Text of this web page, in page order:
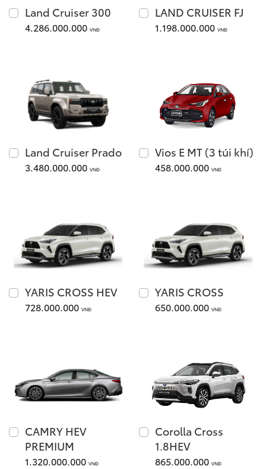
Tải bảng giá
Giá từ: 4,286,000,000
Xem các mẫu Land
Giá từ: 1,055,000,000
Yaris Cross
Giá từ: 650,000,000
Xem các mẫu
Giá từ: 730,000,000
Land Cruiser 300
4.286.000.000 VNĐ
LAND CRUISER FJ
1.198.000.000 VNĐ
Land Cruiser Prado
3.480.000.000 VNĐ
Vios E MT (3 túi khí)
458.000.000 VNĐ
YARIS CROSS HEV
728.000.000 VNĐ
YARIS CROSS
650.000.000 VNĐ
CAMRY HEV
PREMIUM
1.320.000.000 VNĐ
Corolla Cross
1.8HEV
865.000.000 VNĐ